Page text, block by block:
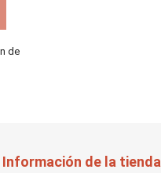
de
Información de la tienda